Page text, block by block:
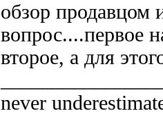
обзор продавцом
вопрос....первое
второе, а для
never